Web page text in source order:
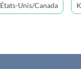
États-Unis/Canada